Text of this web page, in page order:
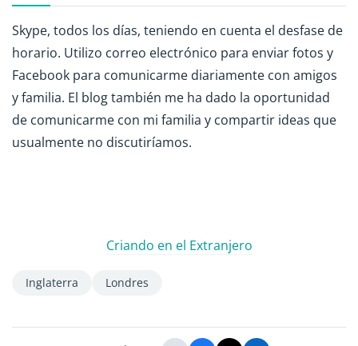
Skype, todos los días, teniendo en cuenta el desfase de
horario. Utilizo correo electrónico para enviar fotos y
Facebook para comunicarme diariamente con amigos
y familia. El blog también me ha dado la oportunidad
de comunicarme con mi familia y compartir ideas que
usualmente no discutiríamos.
Criando en el Extranjero
Inglaterra Londres